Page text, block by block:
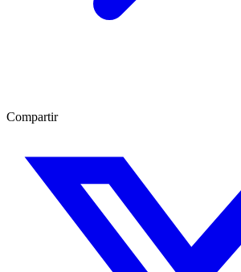
Compartir